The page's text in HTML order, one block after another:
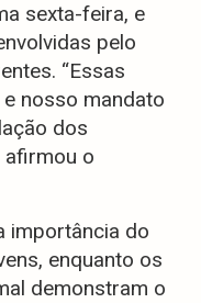
sexta-feira, e
pelo
“Essas
nosso mandato
dos
afirmou o
importância do
enquanto os
demonstram o